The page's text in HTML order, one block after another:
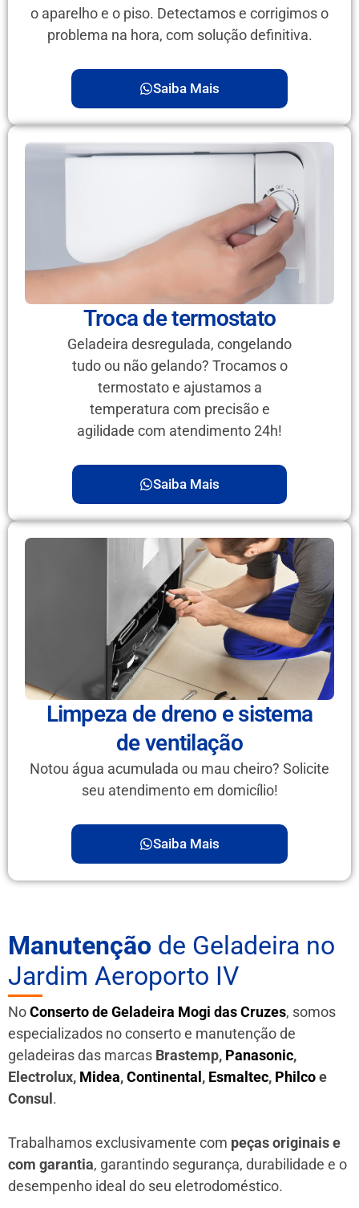
o aparelho e o piso. Detectamos e corrigimos o
problema na hora, com solução definitiva.
Saiba Mais
Troca de termostato
Geladeira desregulada, congelando
tudo ou não gelando? Trocamos o
termostato e ajustamos a
temperatura com precisão e
agilidade com atendimento 24h!
Saiba Mais
Limpeza de dreno e sistema
de ventilação
Notou água acumulada ou mau cheiro? Solicite
seu atendimento em domicílio!
Saiba Mais
Manutenção de Geladeira no
Jardim Aeroporto IV
NoConserto de Geladeira Mogi das Cruzes, somos
especializados no conserto e manutenção de
geladeiras das marcas Brastemp, Panasonic,
Electrolux, Midea,Continental, Esmaltec, Philcoe
Consul.
Trabalhamos exclusivamente com peças originais e
com garantia, garantindo segurança, durabilidade e o
desempenho ideal do seu eletrodoméstico.